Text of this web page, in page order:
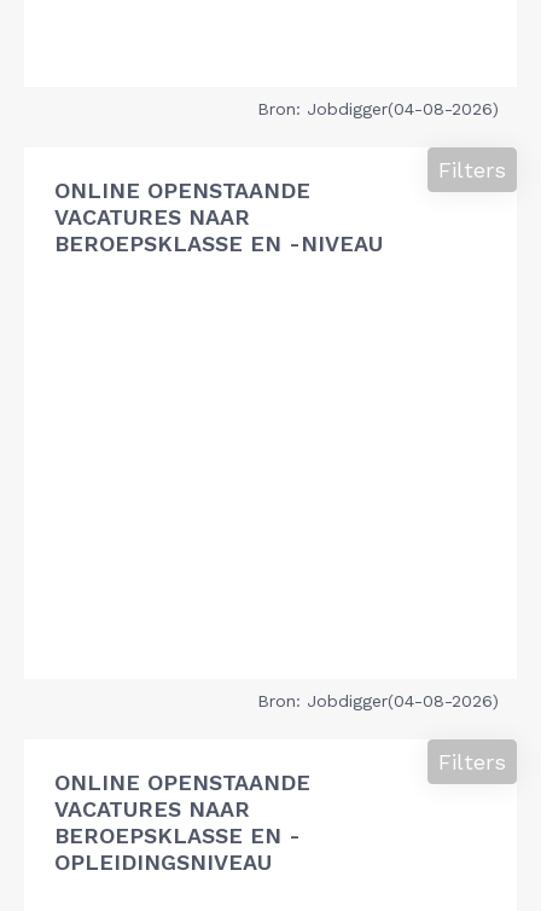
Bron: Jobdigger(04-08-2026)
ONLINE OPENSTAANDE
VACATURES NAAR
BEROEPSKLASSE EN -NIVEAU
Filters
Bron: Jobdigger(04-08-2026)
ONLINE OPENSTAANDE
VACATURES NAAR
BEROEPSKLASSE EN -
OPLEIDINGSNIVEAU
Filters